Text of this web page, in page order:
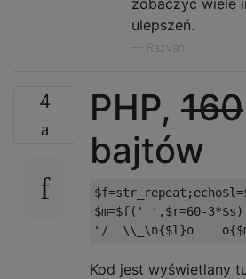
zobaczyć wiele
ulepszeń.
Razvan
4 PHP, 160
bajtów
$m=$f(' ',$r=60-
Kod jest wyświetlany